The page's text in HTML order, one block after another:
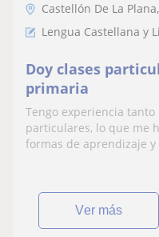
Castellón De La
Lengua Castellana y
Doy clases
primaria
Tengo experiencia tanto
particulares, lo que me
formas de aprendizaje y
ver más